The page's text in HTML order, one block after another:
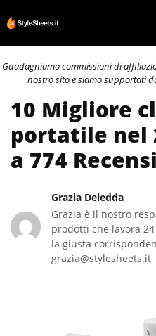
al
contenuto
Guadagniamo commissioni di
nostro sito e siamo supportati
10 Migliore
portatile nel
a 774
Grazia Deledda
Grazia è il nostro
prodotti che lavora
la giusta
grazia@stylesheets.it